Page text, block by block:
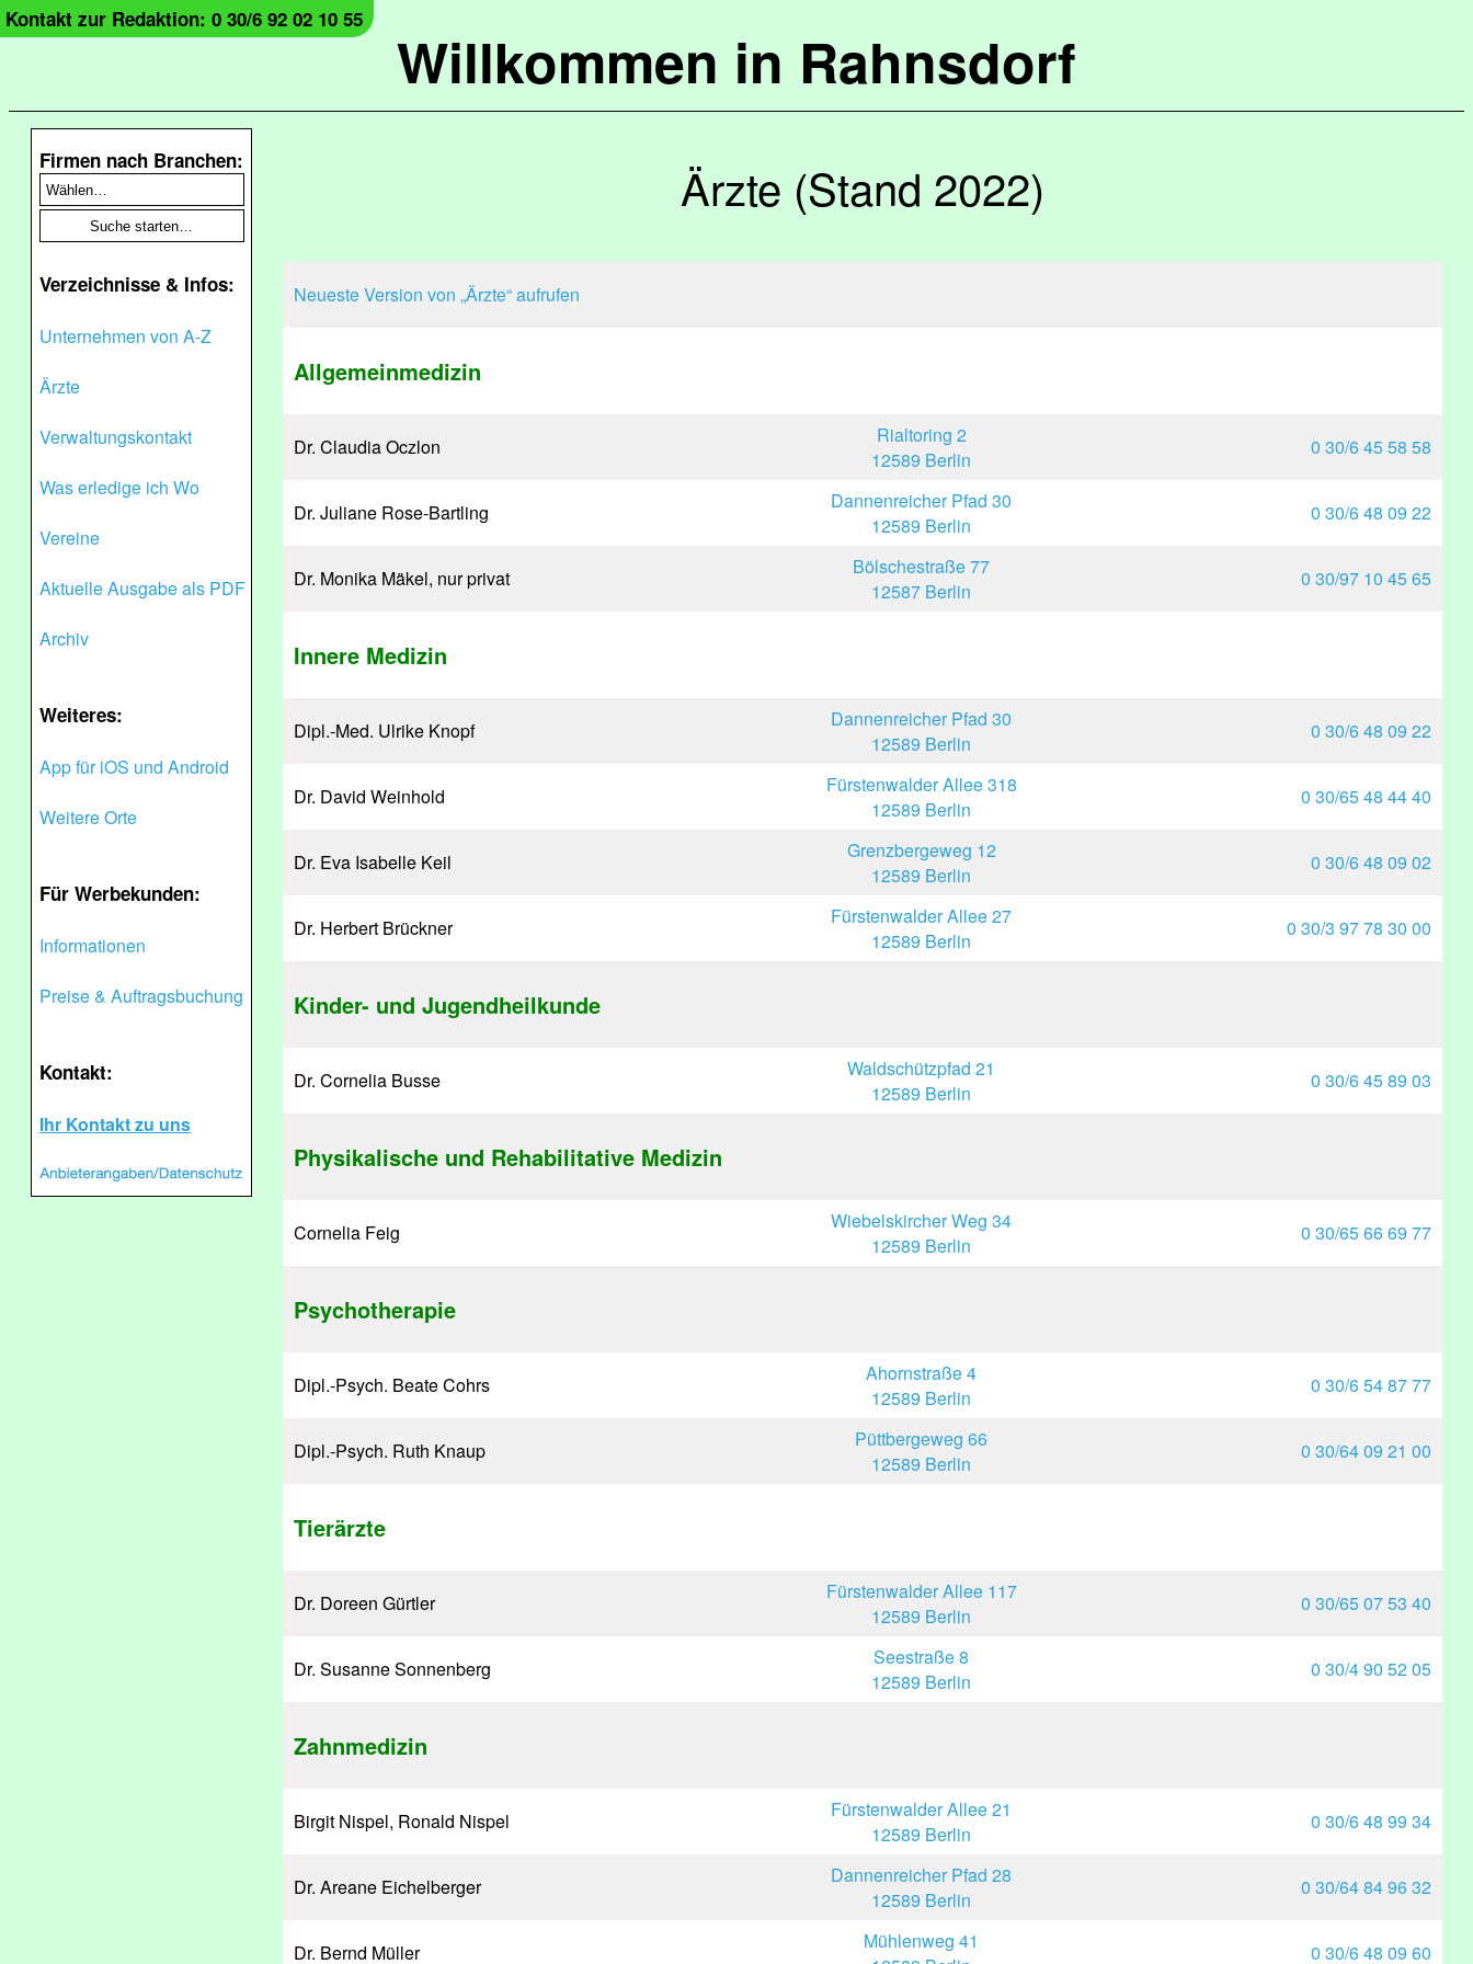
Willkommen in Rahnsdorf
Kontakt zur Redaktion: 0 30/6 92 02 10 55
Firmen nach Branchen:
Verzeichnisse & Infos:
Unternehmen von A-Z
Ärzte
Verwaltungskontakt
Was erledige ich Wo
Vereine
Aktuelle Ausgabe als PDF
Archiv
Weiteres:
App für iOS und Android
Weitere Orte
Für Werbekunden:
Informationen
Preise & Auftragsbuchung
Kontakt:
Ihr Kontakt zu uns
Ärzte (Stand 2022)
Neueste Version von „Ärzte“ aufrufen
Allgemeinmedizin
Dr. Claudia Oczlon
Rialtoring 2
12589 Berlin
0 30/6 45 58 58
Dr. Juliane Rose-Bartling
Dannenreicher Pfad 30
12589 Berlin
0 30/6 48 09 22
Dr. Monika Mäkel, nur privat
Bölschestraße 77
12587 Berlin
0 30/97 10 45 65
Innere Medizin
Dipl.-Med. Ulrike Knopf
Dannenreicher Pfad 30
12589 Berlin
0 30/6 48 09 22
Dr. David Weinhold
Fürstenwalder Allee 318
12589 Berlin
0 30/65 48 44 40
Dr. Eva Isabelle Keil
Grenzbergeweg 12
12589 Berlin
0 30/6 48 09 02
Dr. Herbert Brückner
Fürstenwalder Allee 27
12589 Berlin
0 30/3 97 78 30 00
Kinder- und Jugendheilkunde
Dr. Cornelia Busse
Waldschützpfad 21
12589 Berlin
0 30/6 45 89 03
Physikalische und Rehabilitative Medizin
Cornelia Feig
Wiebelskircher Weg 34
12589 Berlin
0 30/65 66 69 77
Psychotherapie
Dipl.-Psych. Beate Cohrs
Ahornstraße 4
12589 Berlin
0 30/6 54 87 77
Dipl.-Psych. Ruth Knaup
Püttbergeweg 66
12589 Berlin
0 30/64 09 21 00
Tierärzte
Dr. Doreen Gürtler
Fürstenwalder Allee 117
12589 Berlin
0 30/65 07 53 40
Dr. Susanne Sonnenberg
Seestraße 8
12589 Berlin
0 30/4 90 52 05
Zahnmedizin
Birgit Nispel, Ronald Nispel
Fürstenwalder Allee 21
12589 Berlin
0 30/6 48 99 34
Dr. Areane Eichelberger
Dannenreicher Pfad 28
12589 Berlin
0 30/64 84 96 32
Dr. Bernd Müller
Mühlenweg 41
0 30/6 48 09 60